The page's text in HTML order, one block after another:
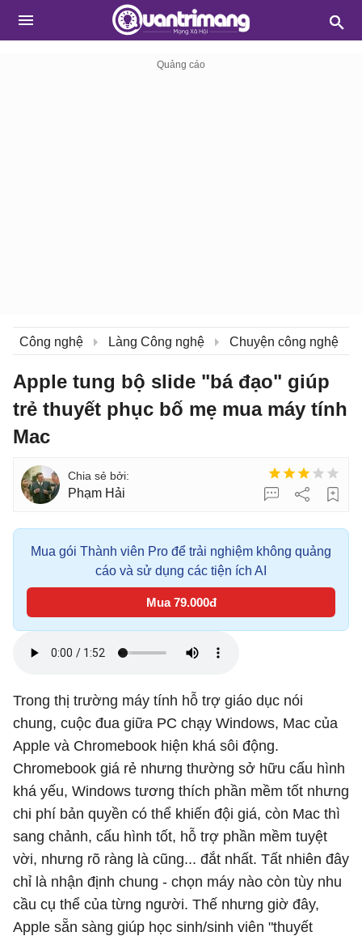
Công nghệ Làng Công nghệ Chuyện công nghệ
Apple tung bộ slide "bá đạo" giúp
trẻ thuyết phục bố mẹ mua máy tính
Mac
Phạm Hải
Mua gói Thành viên Pro để trải nghiệm không quảng
cáo và sử dụng các tiện ích AI
Mua 79.000đ
Trong thị trường máy tính hỗ trợ giáo dục nói
chung, cuộc đua giữa PC chạy Windows, Mac của
Apple và Chromebook hiện khá sôi động.
Chromebook giá rẻ nhưng thường sở hữu cấu hình
khá yếu, Windows tương thích phần mềm tốt nhưng
chi phí bản quyền có thể khiến đội giá, còn Mac thì
sang chảnh, cấu hình tốt, hỗ trợ phần mềm tuyệt
vời, nhưng rõ ràng là cũng... đắt nhất. Tất nhiên đây
chỉ là nhận định chung - chọn máy nào còn tùy nhu
cầu cụ thể của từng người. Thế nhưng giờ đây,
Apple sẵn sàng giúp học sinh/sinh viên "thuyết